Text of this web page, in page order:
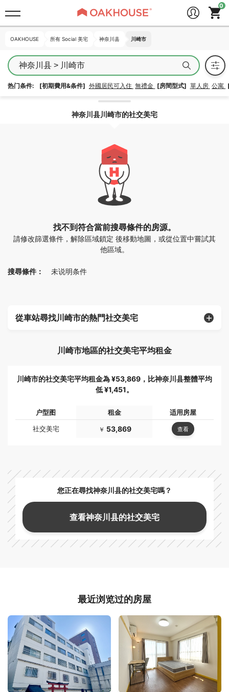
OAKHOUSE 所有 Social 美宅 神奈川县 川崎市
神奈川县 > 川崎市
热门条件: [初期費用&条件] 外國居民可入住 無禮金 [房間型式] 單人房 公寓
解除區域鎖定
神奈川县川崎市的社交美宅
找不到符合當前搜尋條件的房源。
請修改篩選條件，解除區域鎖定 後移動地圖，或從位置中嘗試其
他區域。
搜尋條件： 未说明条件
從車站尋找川崎市的熱門社交美宅
川崎市地區的社交美宅平均租金
川崎市的社交美宅平均租金為 ¥53,869，比神奈川县整體平均
低 ¥1,451。
户型图 租金
适用房屋
社交美宅
￥ 53,869 查看
您正在尋找神奈川县的社交美宅嗎？
查看神奈川县的社交美宅
最近浏览过的房屋
OAKHOUSE 所有 Social 美宅 神奈川县 川崎市